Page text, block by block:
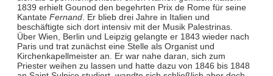
1839 erhielt Gounod den begehrten Prix de Rome für seine
Kantate Fernand. Er blieb drei Jahre in Italien und
beschäftigte sich dort intensiv mit der Musik Palestrinas.
Über Wien, Berlin und Leipzig gelangte er 1843 wieder nach
Paris und trat zunächst eine Stelle als Organist und
Kirchenkapellmeister an. Er war nahe daran, sich zum
Priester weihen zu lassen und hatte dazu von 1846 bis 1848